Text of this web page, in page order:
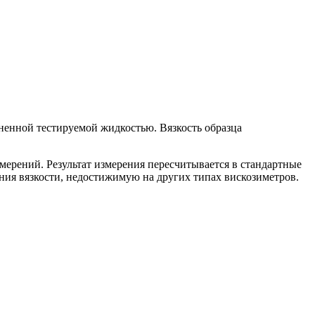
тестируемой жидкостью. Вязкость образца
Результат измерения пересчитывается в стандартные
вязкости, недостижимую на других типах вискозиметров.